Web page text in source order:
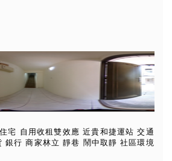
宅 自用收租雙效應 近貴和捷運站 交通
銀行 商家林立 靜巷 鬧中取靜 社區環境
方便